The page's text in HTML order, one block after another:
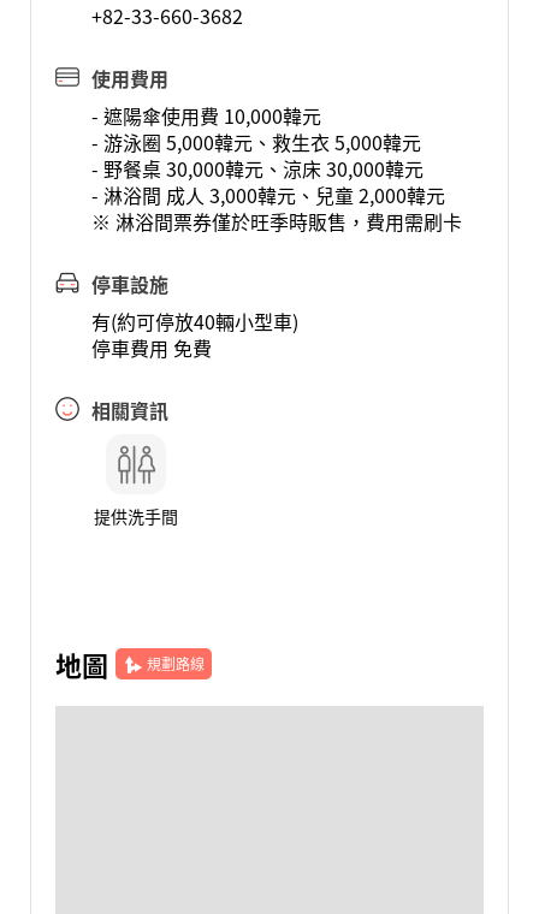
+82-33-660-3682
使用費用
- 遮陽傘使用費 10,000韓元
- 游泳圈 5,000韓元、救生衣 5,000韓元
- 野餐桌 30,000韓元、涼床 30,000韓元
- 淋浴間 成人 3,000韓元、兒童 2,000韓元
※ 淋浴間票券僅於旺季時販售，費用需刷卡
停車設施
有(約可停放40輛小型車)
停車費用 免費
相關資訊
提供洗手間
地圖 規劃路線